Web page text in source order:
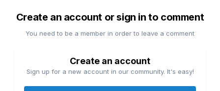
Create an account or sign in to comment
You need to be a member in order to leave a comment
Create an account
Sign up for a new account in our community. It's easy!